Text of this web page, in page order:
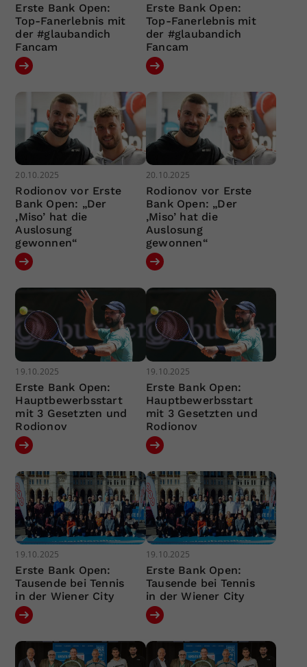
Erste Bank Open:
Top-Fanerlebnis mit
der #glaubandich
Fancam
Erste Bank Open:
Top-Fanerlebnis mit
der #glaubandich
Fancam
20.10.2025
Rodionov vor Erste
Bank Open: „Der
‚Miso’ hat die
Auslosung
gewonnen“
20.10.2025
Rodionov vor Erste
Bank Open: „Der
‚Miso’ hat die
Auslosung
gewonnen“
19.10.2025
Erste Bank Open:
Hauptbewerbsstart
mit 3 Gesetzten und
Rodionov
19.10.2025
Erste Bank Open:
Hauptbewerbsstart
mit 3 Gesetzten und
Rodionov
19.10.2025
Erste Bank Open:
Tausende bei Tennis
in der Wiener City
19.10.2025
Erste Bank Open:
Tausende bei Tennis
in der Wiener City